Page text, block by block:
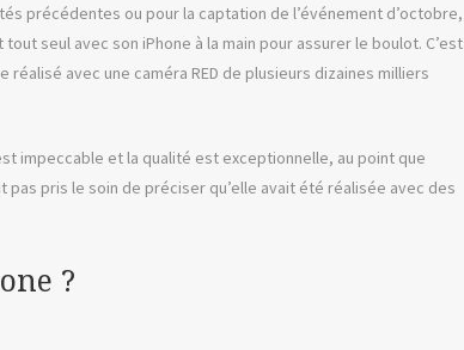
précédentes ou pour la captation de l’événement d’octobre,
seul avec son iPhone à la main pour assurer le boulot. C’est
avec une caméra RED de plusieurs dizaines milliers
impeccable et la qualité est exceptionnelle, au point que
pas pris le soin de préciser qu’elle avait été réalisée avec des
?